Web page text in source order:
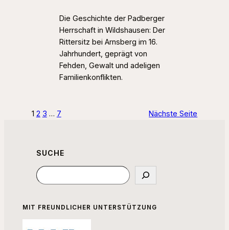
Die Geschichte der Padberger
Herrschaft in Wildshausen: Der
Rittersitz bei Arnsberg im 16.
Jahrhundert, geprägt von
Fehden, Gewalt und adeligen
Familienkonflikten.
1 2 3 … 7 Nächste Seite
SUCHE
Suchen
MIT FREUNDLICHER UNTERSTÜTZUNG